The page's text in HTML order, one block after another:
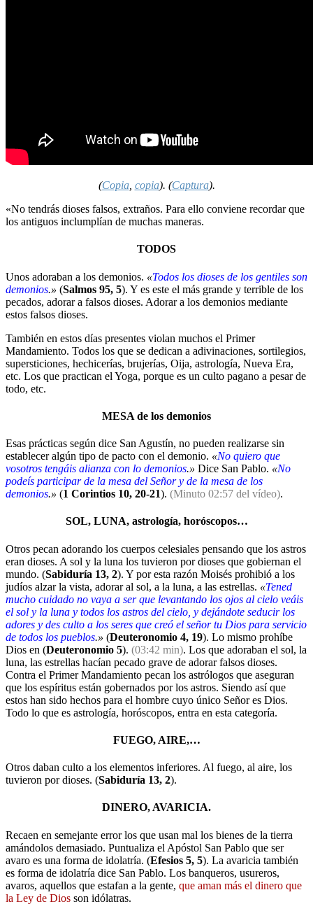
(Copia, copia). (Captura).
«No tendrás dioses falsos, extraños. Para ello conviene recordar que
los antiguos inclumplían de muchas maneras.
TODOS
Unos adoraban a los demonios. «Todos los dioses de los gentiles son
demonios.» (Salmos 95, 5). Y es este el más grande y terrible de los
pecados, adorar a falsos dioses. Adorar a los demonios mediante
estos falsos dioses.
También en estos días presentes violan muchos el Primer
Mandamiento. Todos los que se dedican a adivinaciones, sortilegios,
supersticiones, hechicerías, brujerías, Oija, astrología, Nueva Era,
etc. Los que practican el Yoga, porque es un culto pagano a pesar de
todo, etc.
MESA de los demonios
Esas prácticas según dice San Agustín, no pueden realizarse sin
establecer algún tipo de pacto con el demonio. «No quiero que
vosotros tengáis alianza con lo demonios.» Dice San Pablo. «No
podeís participar de la mesa del Señor y de la mesa de los
demonios.» (1 Corintios 10, 20-21). (Minuto 02:57 del vídeo).
SOL, LUNA, astrología, horóscopos…
Otros pecan adorando los cuerpos celesiales pensando que los astros
eran dioses. A sol y la luna los tuvieron por dioses que gobiernan el
mundo. (Sabiduría 13, 2). Y por esta razón Moisés prohibió a los
judíos alzar la vista, adorar al sol, a la luna, a las estrellas. «Tened
mucho cuidado no vaya a ser que levantando los ojos al cielo veáis
el sol y la luna y todos los astros del cielo, y dejándote seducir los
adores y des culto a los seres que creó el señor tu Dios para servicio
de todos los pueblos.» (Deuteronomio 4, 19). Lo mismo prohíbe
Dios en (Deuteronomio 5). (03:42 min). Los que adoraban el sol, la
luna, las estrellas hacían pecado grave de adorar falsos dioses.
Contra el Primer Mandamiento pecan los astrólogos que aseguran
que los espíritus están gobernados por los astros. Siendo así que
estos han sido hechos para el hombre cuyo único Señor es Dios.
Todo lo que es astrología, horóscopos, entra en esta categoría.
FUEGO, AIRE,…
Otros daban culto a los elementos inferiores. Al fuego, al aire, los
tuvieron por dioses. (Sabiduría 13, 2).
DINERO, AVARICIA.
Recaen en semejante error los que usan mal los bienes de la tierra
amándolos demasiado. Puntualiza el Apóstol San Pablo que ser
avaro es una forma de idolatría. (Efesios 5, 5). La avaricia también
es forma de idolatría dice San Pablo. Los banqueros, usureros,
avaros, aquellos que estafan a la gente, que aman más el dinero que
la Ley de Dios son idólatras.